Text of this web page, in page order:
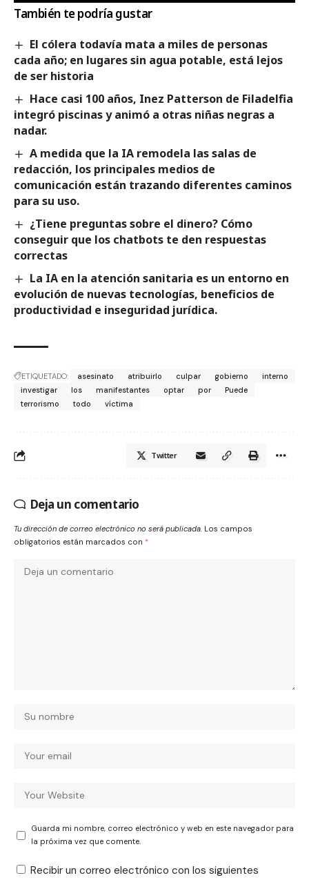
También te podría gustar
El cólera todavía mata a miles de personas
cada año; en lugares sin agua potable, está lejos
de ser historia
Hace casi 100 años, Inez Patterson de Filadelfia
integró piscinas y animó a otras niñas negras a
nadar.
A medida que la IA remodela las salas de
redacción, los principales medios de
comunicación están trazando diferentes caminos
para su uso.
¿Tiene preguntas sobre el dinero? Cómo
conseguir que los chatbots te den respuestas
correctas
La IA en la atención sanitaria es un entorno en
evolución de nuevas tecnologías, beneficios de
productividad e inseguridad jurídica.
ETIQUETADO: asesinato atribuirlo culpar gobierno
interno
investigar
los manifestantes optar por
Puede
terrorismo
todo víctima
Twitter
Deja un comentario
Tu dirección de correo electrónico no será publicada. Los campos
obligatorios están marcados con *
Guarda mi nombre, correo electrónico y web en este navegador para
la próxima vez que comente.
Recibir un correo electrónico con los siguientes